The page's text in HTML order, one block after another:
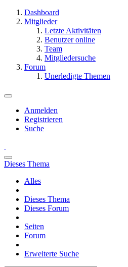
Dashboard
Mitglieder
Letzte Aktivitäten
Benutzer online
Team
Mitgliedersuche
Forum
Unerledigte Themen
Anmelden
Registrieren
Suche
Dieses Thema
Alles
Dieses Thema
Dieses Forum
Seiten
Forum
Erweiterte Suche